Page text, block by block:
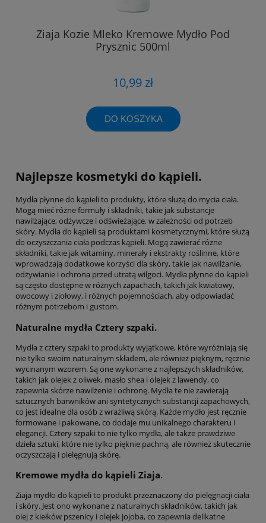
Ziaja Kozie Mleko Kremowe Mydło Pod
Prysznic 500ml
10,99 zł
DO KOSZYKA
Najlepsze kosmetyki do kąpieli.
Mydła płynne do kąpieli to produkty, które służą do mycia ciała.
Mogą mieć różne formuły i składniki, takie jak substancje
nawilżające, odżywcze i odświeżające, w zależności od potrzeb
skóry. Mydła do kąpieli są produktami kosmetycznymi, które służą
do oczyszczania ciała podczas kąpieli. Mogą zawierać różne
składniki, takie jak witaminy, minerały i ekstrakty roślinne, które
wprowadzają dodatkowe korzyści dla skóry, takie jak nawilżanie,
odżywianie i ochrona przed utratą wilgoci. Mydła płynne do kąpieli
są często dostępne w różnych zapachach, takich jak kwiatowy,
owocowy i ziołowy, i różnych pojemnościach, aby odpowiadać
różnym potrzebom i gustom.
Naturalne mydła Cztery szpaki.
Mydła z cztery szpaki to produkty wyjątkowe, które wyróżniają się
nie tylko swoim naturalnym składem, ale również pięknym, ręcznie
wycinanym wzorem. Są one wykonane z najlepszych składników,
takich jak olejek z oliwek, masło shea i olejek z lawendy, co
zapewnia skórze nawilżenie i ochronę. Mydła te nie zawierają
sztucznych barwników ani syntetycznych substancji zapachowych,
co jest idealne dla osób z wrażliwą skórą. Każde mydło jest ręcznie
formowane i pakowane, co dodaje mu unikalnego charakteru i
elegancji. Cztery szpaki to nie tylko mydła, ale także prawdziwe
dzieła sztuki, które nie tylko pięknie pachną, ale również skutecznie
oczyszczają i pielęgnują skórę.
Kremowe mydła do kąpieli Ziaja.
Ziaja mydło do kąpieli to produkt przeznaczony do pielęgnacji ciała
i skóry. Jest ono wykonane z naturalnych składników, takich jak
olej z kiełków pszenicy i olejek jojoba, co zapewnia delikatne